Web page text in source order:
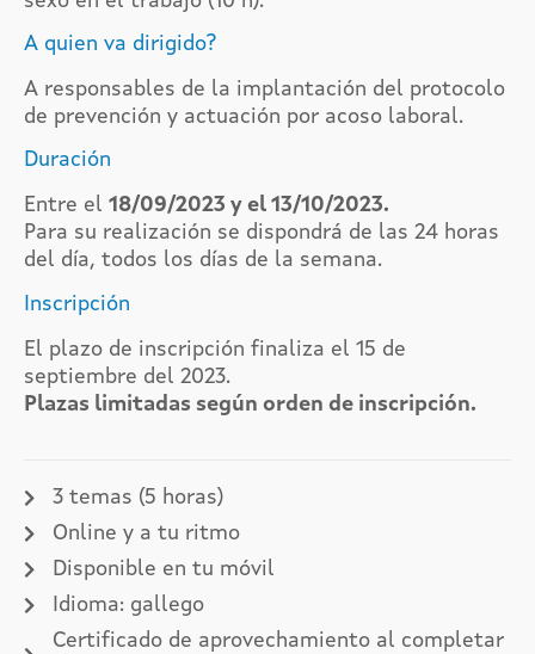
A quien va dirigido?
A responsables de la implantación del protocolo
de prevención y actuación por acoso laboral.
Duración
Entre el 18/09/2023 y el 13/10/2023.
Para su realización se dispondrá de las 24 horas
del día, todos los días de la semana.
Inscripción
El plazo de inscripción finaliza el 15 de
septiembre del 2023.
Plazas limitadas según orden de inscripción.
3 temas (5 horas)
Online y a tu ritmo
Disponible en tu móvil
Idioma: gallego
Certificado de aprovechamiento al completar